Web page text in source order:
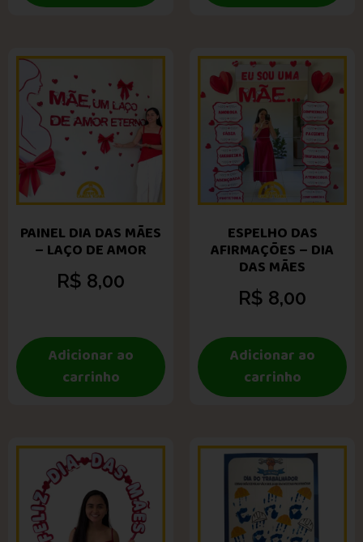
PAINEL DIA DAS MÃES
– LAÇO DE AMOR
R$ 8,00
Adicionar ao
carrinho
ESPELHO DAS
AFIRMAÇÕES – DIA
DAS MÃES
R$ 8,00
Adicionar ao
carrinho